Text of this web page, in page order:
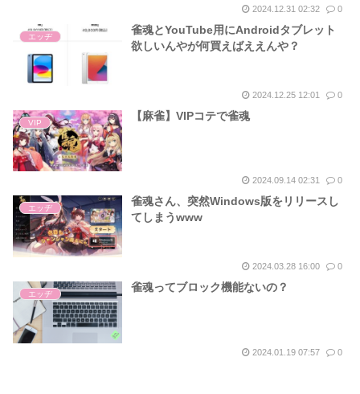
2024.12.31 02:32 0
エッヂ
雀魂とYouTube用にAndroidタブレット
欲しいんやが何買えばええんや？
2024.12.25 12:01 0
VIP
【麻雀】VIPコテで雀魂
2024.09.14 02:31 0
エッヂ
雀魂さん、突然Windows版をリリースし
てしまうwww
2024.03.28 16:00 0
エッヂ
雀魂ってブロック機能ないの？
2024.01.19 07:57 0